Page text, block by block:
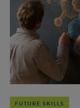
FUTURE SKILLS